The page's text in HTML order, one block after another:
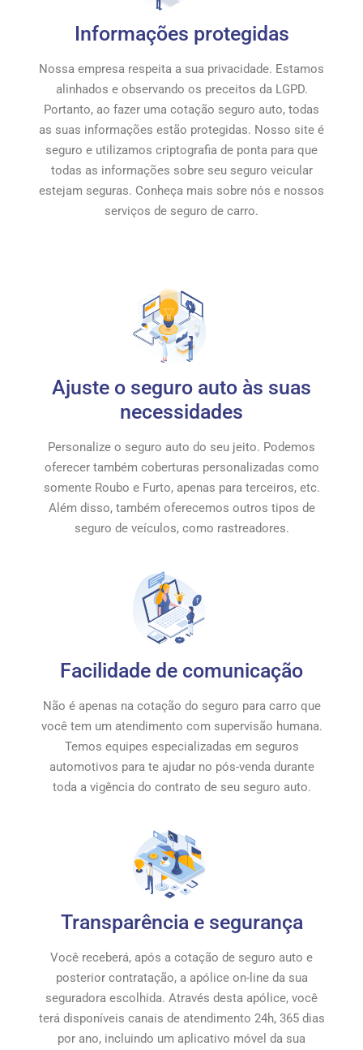
Informações protegidas
Nossa empresa respeita a sua privacidade. Estamos
alinhados e observando os preceitos da LGPD.
Portanto, ao fazer uma cotação seguro auto, todas
as suas informações estão protegidas. Nosso site é
seguro e utilizamos criptografia de ponta para que
todas as informações sobre seu seguro veicular
estejam seguras. Conheça mais sobre nós e nossos
serviços de seguro de carro.
Ajuste o seguro auto às suas
necessidades
Personalize o seguro auto do seu jeito. Podemos
oferecer também coberturas personalizadas como
somente Roubo e Furto, apenas para terceiros, etc.
Além disso, também oferecemos outros tipos de
seguro de veículos, como rastreadores.
Facilidade de comunicação
Não é apenas na cotação do seguro para carro que
você tem um atendimento com supervisão humana.
Temos equipes especializadas em seguros
automotivos para te ajudar no pós-venda durante
toda a vigência do contrato de seu seguro auto.
Transparência e segurança
Você receberá, após a cotação de seguro auto e
posterior contratação, a apólice on-line da sua
seguradora escolhida. Através desta apólice, você
terá disponíveis canais de atendimento 24h, 365 dias
por ano, incluindo um aplicativo móvel da sua